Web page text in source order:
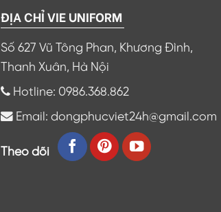
ĐỊA CHỈ VIE UNIFORM
Số 627 Vũ Tông Phan, Khương Đình,
Thanh Xuân, Hà Nội
Hotline: 0986.368.862
Email: dongphucviet24h@gmail.com
Theo dõi